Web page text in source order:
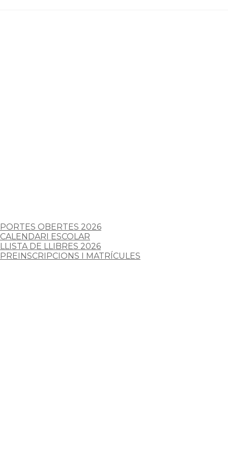
PORTES OBERTES 2026
CALENDARI ESCOLAR
LLISTA DE LLIBRES 2026
PREINSCRIPCIONS I MATRÍCULES